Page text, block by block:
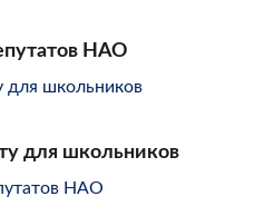
НАО
для школьников